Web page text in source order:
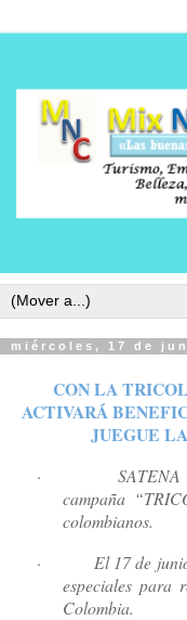
miércoles, 17 de
CON LA
ACTIVARÁ
JUEGUE
·
campaña
colombianos.
·
El 17 de
especiales para
Colombia.